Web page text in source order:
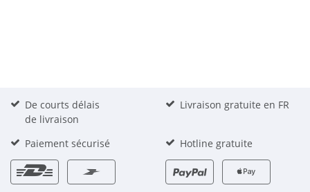
De courts délais
de livraison
Livraison gratuite en FR
Paiement sécurisé Hotline gratuite